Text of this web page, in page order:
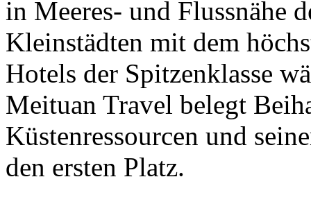
in Meeres- und Flussnähe
Kleinstädten mit dem
Hotels der Spitzenklasse
Meituan Travel belegt
Küstenressourcen und
den ersten Platz.